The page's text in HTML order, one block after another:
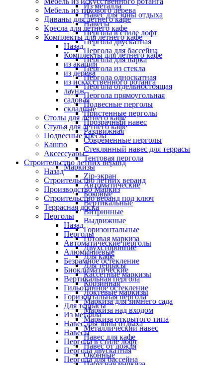
Из металла
Навес для зоны отдыха
Навесы
Пергола в стиле лофт
Пергола двускатная
Пергола для бассейна
Пергола для парка
Пергола из стекла
Пергола односкатная
Пергола отдельностоящая
Пергола прямоугольная
Подвесные перголы
Пристенные перголы
Прозрачный навес
Раздвижная
Современные перголы
Стеклянный навес для террасы
Тентовая пергола
Маркизы
Zip-экран
Автоматические
Боковые
Вертикальные
Витринные
Выдвижные
Горизонтальные
Готовая маркиза
Двухсторонние
Для кафе
Для террасы
Кассетные маркизы
Корзинная
Локтевые маркизы
Маркиза для зимнего сада
Маркиза над входом
Маркиза открытого типа
Металлический навес
Навес для кафе
Навес от дождя
Оконные
Мебель из тикового дерева
Диваны для летнего кафе
Кресла для летнего кафе
Комплекты для летнего кафе
Назад
Комплекты для летнего кафе
из акации
из дерева
из искусственного ротанга
лаунж
садовая
складные
Столы для летнего кафе
Стулья для летнего кафе
Подвесные кресла
Кашпо
Аксессуары
Строительство летних веранд
Назад
Строительство летних веранд
Производство Маркиз
Строительство веранд под ключ
Террасная доска
Перголы
Назад
Перголы
Автоматические перголы
Алюминиевые
Безрамное остекление
Биоклиматические
Вертикальная пергола
Гильотинное остекление
Горизонтальная пергола
Для террасы
Из металла
Навес для зоны отдыха
Навесы
Пергола в стиле лофт
Пергола двускатная
Пергола для бассейна